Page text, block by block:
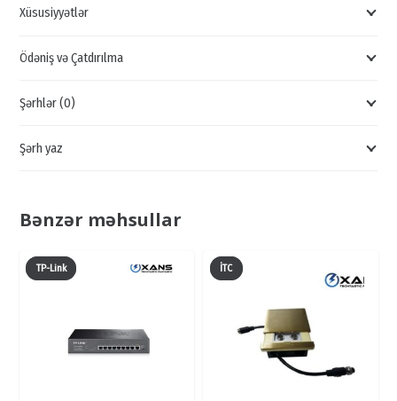
SWİTCH,
SWİTCH
Xüsusiyyətlər
Ödəniş və Çatdırılma
Şərhlər (0)
Şərh yaz
Bənzər məhsullar
TP-Link İTC